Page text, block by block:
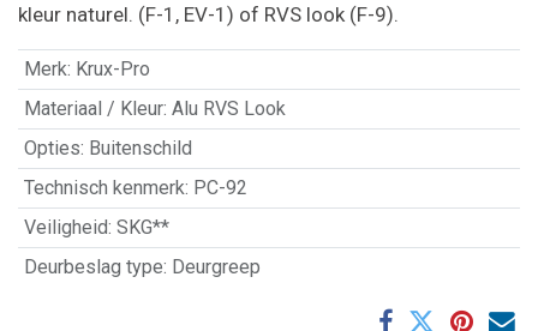
kleur naturel. (F-1, EV-1) of RVS look (F-9).
Merk: Krux-Pro
Materiaal / Kleur: Alu RVS Look
Opties: Buitenschild
Technisch kenmerk: PC-92
Veiligheid: SKG**
Deurbeslag type: Deurgreep